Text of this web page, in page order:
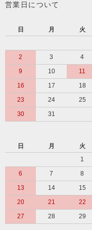
営業日について
日
月 火
2
3 4
9
10 11
16
17 18
23
24 25
30
31
日
月 火
1
6
7 8
13
14 15
20
21 22
27
28 29